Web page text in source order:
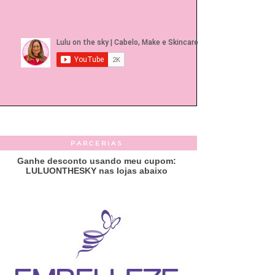
PARCERIAS
Ganhe desconto usando meu cupom:
LULUONTHESKY nas lojas abaixo